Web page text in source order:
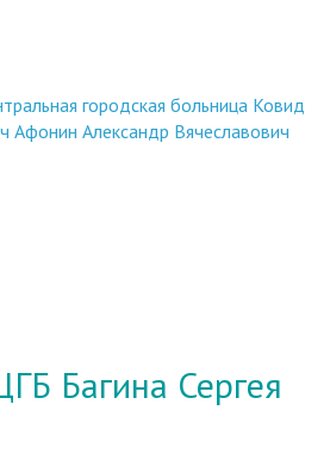
городская больница Ковид
Афонин Александр Вячеславович
Багина Сергея